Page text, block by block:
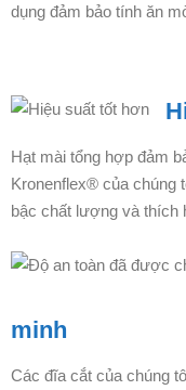
dụng đảm bảo tính ăn
Hạt mài tổng hợp đảm
Kronenflex® của chúng
bậc chất lượng và thích
minh
Các đĩa cắt của chúng